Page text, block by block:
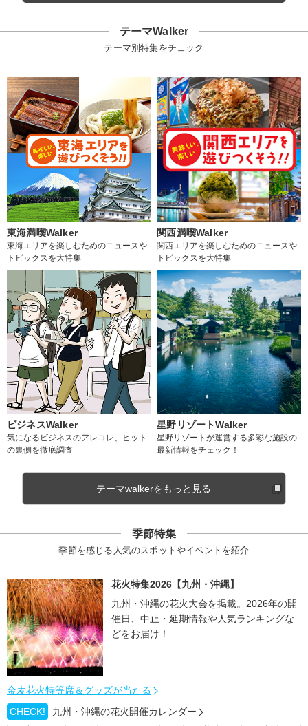
テーマWalker
テーマ別特集をチェック
東海満喫Walker
東海エリアを楽しむためのニュースや
トピックスを大特集
関西満喫Walker
関西エリアを楽しむためのニュースや
トピックスを大特集
ビジネスWalker
気になるビジネスのアレコレ、ヒット
の裏側を徹底調査
星野リゾートWalker
星野リゾートが運営する多彩な施設の
最新情報をチェック！
テーマwalkerをもっと見る
季節特集
季節を感じる人気のスポットやイベントを紹介
花火特集2026【九州・沖縄】
九州・沖縄の花火大会を掲載。2026年の開
催日、中止・延期情報や人気ランキングな
どをお届け！
金麦花火特等席＆グッズが当たる
CHECK!
九州・沖縄の花火開催カレンダー